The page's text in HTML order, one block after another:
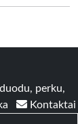
perku,
Kontaktai